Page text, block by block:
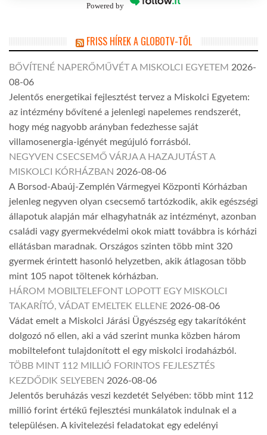
Powered by
FRISS HÍREK A GLOBOTV-TŐL
BŐVÍTENÉ NAPERŐMŰVÉT A MISKOLCI EGYETEM 2026-
08-06
Jelentős energetikai fejlesztést tervez a Miskolci Egyetem:
az intézmény bővítené a jelenlegi napelemes rendszerét,
hogy még nagyobb arányban fedezhesse saját
villamosenergia-igényét megújuló forrásból.
NEGYVEN CSECSEMŐ VÁRJA A HAZAJUTÁST A
MISKOLCI KÓRHÁZBAN 2026-08-06
A Borsod-Abaúj-Zemplén Vármegyei Központi Kórházban
jelenleg negyven olyan csecsemő tartózkodik, akik egészségi
állapotuk alapján már elhagyhatnák az intézményt, azonban
családi vagy gyermekvédelmi okok miatt továbbra is kórházi
ellátásban maradnak. Országos szinten több mint 320
gyermek érintett hasonló helyzetben, akik átlagosan több
mint 105 napot töltenek kórházban.
HÁROM MOBILTELEFONT LOPOTT EGY MISKOLCI
TAKARÍTÓ, VÁDAT EMELTEK ELLENE 2026-08-06
Vádat emelt a Miskolci Járási Ügyészség egy takarítóként
dolgozó nő ellen, aki a vád szerint munka közben három
mobiltelefont tulajdonított el egy miskolci irodaházból.
TÖBB MINT 112 MILLIÓ FORINTOS FEJLESZTÉS
KEZDŐDIK SELYEBEN 2026-08-06
Jelentős beruházás veszi kezdetét Selyében: több mint 112
millió forint értékű fejlesztési munkálatok indulnak el a
településen. A kivitelezési feladatokat egy edelényi